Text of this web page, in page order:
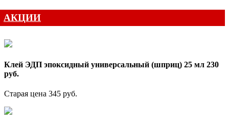
АКЦИИ
Клей ЭДП эпоксидный универсальный (шприц) 25 мл 230
руб.
Старая цена 345 руб.